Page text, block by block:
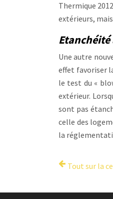
Thermique
extérieurs,
Etanchéité
Une autre
effet favoriser
le test du «
extérieur.
sont pas
celle des
la
Tout sur la